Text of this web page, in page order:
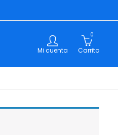
Mi cuenta
0
Carrito